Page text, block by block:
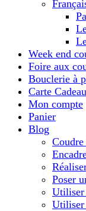
Week end
Foire aux
Bouclerie à
Carte Cadeau
Mon compte
Panier
Blog
Poser
Utiliser
Utiliser